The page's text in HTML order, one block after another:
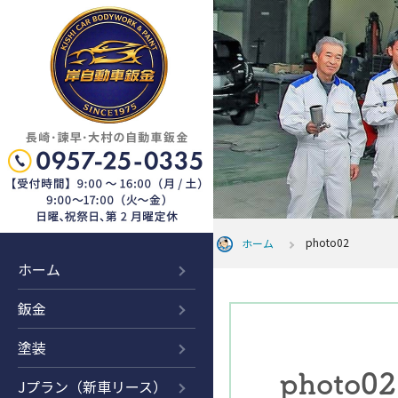
ホーム
鈑金
塗装
Jプラン（新車リース）
ホーム photo02
photo02